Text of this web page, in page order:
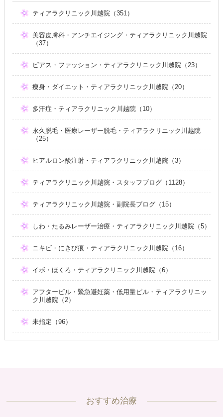
ティアラクリニック川越院（351）
美容皮膚科・アンチエイジング・ティアラクリニック川越院
（37）
ピアス・ファッション・ティアラクリニック川越院（23）
痩身・ダイエット・ティアラクリニック川越院（20）
多汗症・ティアラクリニック川越院（10）
永久脱毛・医療レーザー脱毛・ティアラクリニック川越院
（25）
ヒアルロン酸注射・ティアラクリニック川越院（3）
ティアラクリニック川越院・スタッフブログ（1128）
ティアラクリニック川越院・副院長ブログ（15）
しわ・たるみレーザー治療・ティアラクリニック川越院（5）
ニキビ・にきび痕・ティアラクリニック川越院（16）
イボ・ほくろ・ティアラクリニック川越院（6）
アフターピル・緊急避妊薬・低用量ピル・ティアラクリニッ
ク川越院（2）
未指定（96）
おすすめ治療